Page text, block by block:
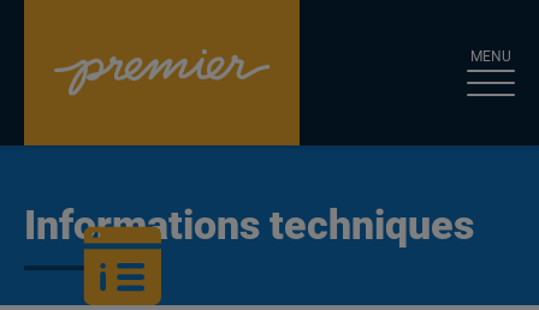
MENU
Informations techniques